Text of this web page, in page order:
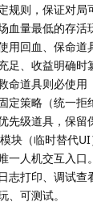
规则，保证对局
血量最低的存活
用回血、保命道
足、收益明确时
命道具则必使用
定策略（统一拒
先级道具，保留
块（临时替代UI
一人机交互入口
志打印、调试查
、可测试。